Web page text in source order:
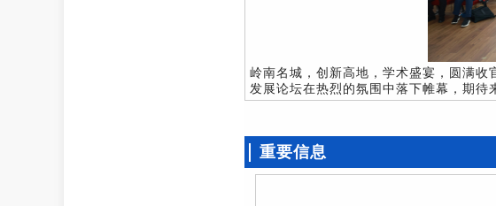
岭南名城，创新高地，学术盛宴，圆满收
发展论坛在热烈的氛围中落下帷幕，期待
重要信息